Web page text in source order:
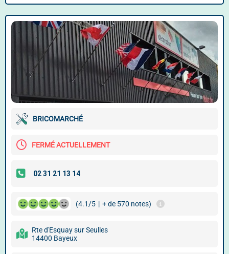
BRICOMARCHÉ
FERMÉ ACTUELLEMENT
(4.1/5 | + de 570 notes)
Rte d'Esquay sur Seulles
14400 Bayeux